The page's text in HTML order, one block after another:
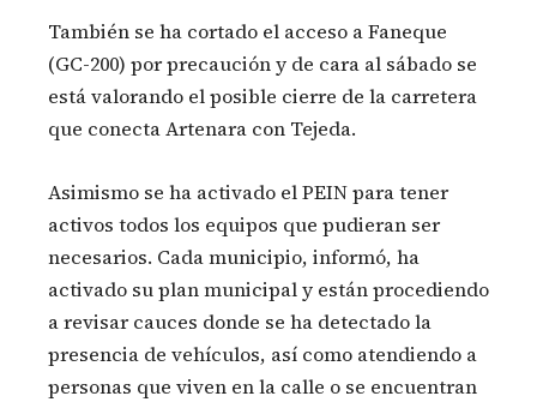
También se ha cortado el acceso a Faneque
(GC-200) por precaución y de cara al sábado se
está valorando el posible cierre de la carretera
que conecta Artenara con Tejeda.
Asimismo se ha activado el PEIN para tener
activos todos los equipos que pudieran ser
necesarios. Cada municipio, informó, ha
activado su plan municipal y están procediendo
a revisar cauces donde se ha detectado la
presencia de vehículos, así como atendiendo a
personas que viven en la calle o se encuentran